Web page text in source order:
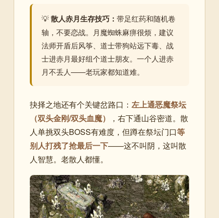
💡散人赤月生存技巧： 带足红药和随机卷
轴，不要恋战。月魔蜘蛛麻痹很烦，建议
法师开盾后风筝、道士带狗站远下毒、战
士进赤月最好组个道士朋友。一个人进赤
月不丢人——老玩家都知道难。
抉择之地还有个关键岔路口： 左上通恶魔祭坛
（双头金刚/双头血魔）
，右下通山谷密道。散
人单挑双头BOSS有难度，但蹲在祭坛门口等
别人打残了抢最后一下——这不叫阴，这叫散
人智慧。老散人都懂。